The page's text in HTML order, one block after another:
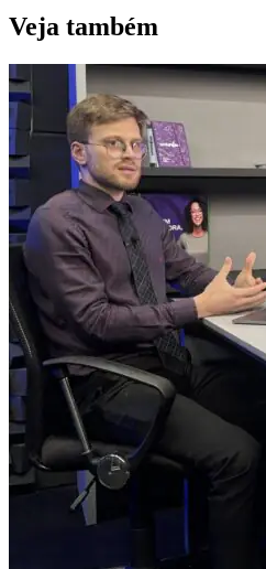
Veja também